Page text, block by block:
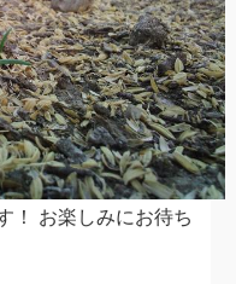
！ お楽しみにお待ち